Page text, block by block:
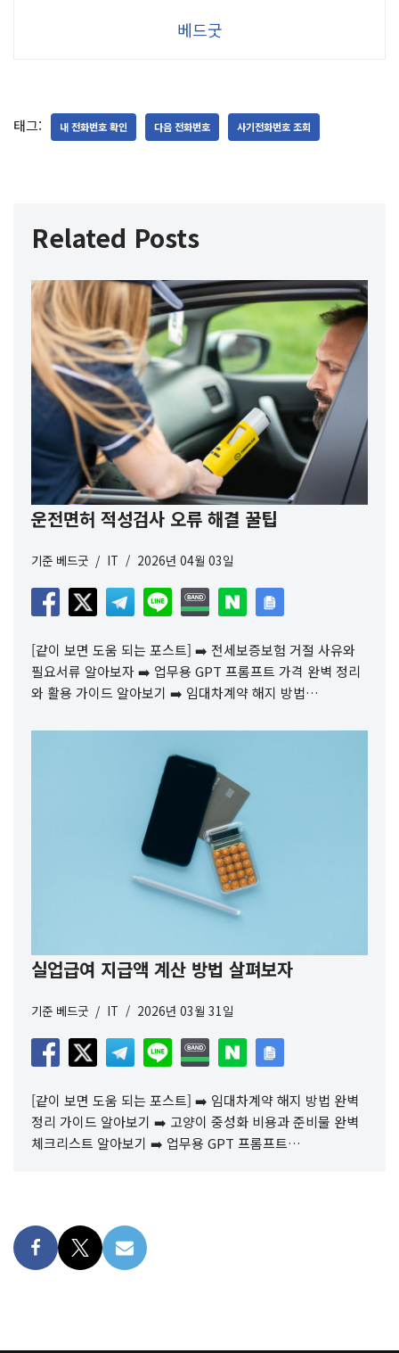
베드굿
태그: 내 전화번호 확인 다음 전화번호 사기전화번호 조회
Related Posts
운전면허 적성검사 오류 해결 꿀팁
기준 베드굿 IT 2026년 04월 03일
[같이 보면 도움 되는 포스트] ➡️ 전세보증보험 거절 사유와
필요서류 알아보자 ➡️ 업무용 GPT 프롬프트 가격 완벽 정리
와 활용 가이드 알아보기 ➡️ 임대차계약 해지 방법…
실업급여 지급액 계산 방법 살펴보자
기준 베드굿 IT 2026년 03월 31일
[같이 보면 도움 되는 포스트] ➡️ 임대차계약 해지 방법 완벽
정리 가이드 알아보기 ➡️ 고양이 중성화 비용과 준비물 완벽
체크리스트 알아보기 ➡️ 업무용 GPT 프롬프트…